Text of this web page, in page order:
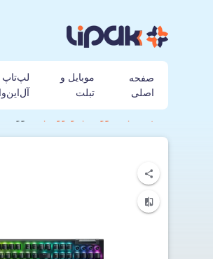
صفحه
اصلی
موبایل و
تبلت
لپ‌تاپ